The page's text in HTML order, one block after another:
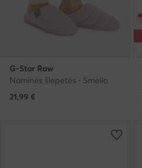
G-Star Raw
Naminės šlepetės · Smėlio
21,99 €